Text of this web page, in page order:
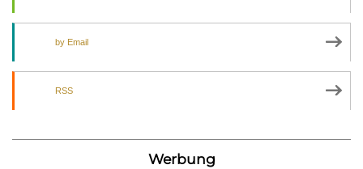
by Email
RSS
Werbung